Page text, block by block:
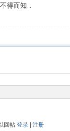
得而知．
回帖 登录| 注册